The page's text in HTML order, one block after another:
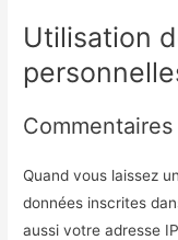
Utilisation
Commentaires
Quand vous laissez
données inscrites
aussi votre adresse